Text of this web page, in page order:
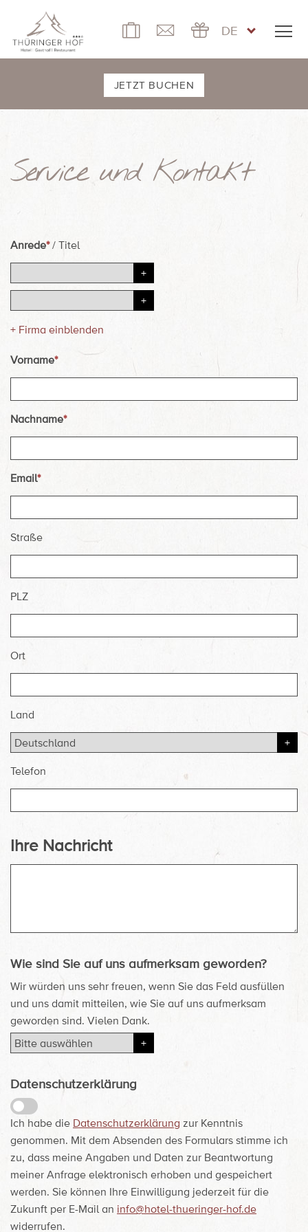
DE
JETZT BUCHEN
Service und Kontakt
Anrede*/Titel
+ Firma einblenden
Vorname*
Nachname*
Email*
Straße
PLZ
Ort
Land
Telefon
Ihre Nachricht
Wie sind Sie auf uns aufmerksam geworden?
Wir würden uns sehr freuen, wenn Sie das Feld ausfüllen
und uns damit mitteilen, wie Sie auf uns aufmerksam
geworden sind. Vielen Dank.
Datenschutzerklärung
Ich habe die Datenschutzerklärung zur Kenntnis
genommen. Mit dem Absenden des Formulars stimme ich
zu, dass meine Angaben und Daten zur Beantwortung
meiner Anfrage elektronisch erhoben und gespeichert
werden. Sie können Ihre Einwilligung jederzeit für die
Zukunft per E-Mail an info@hotel-thueringer-hof.de
widerrufen.